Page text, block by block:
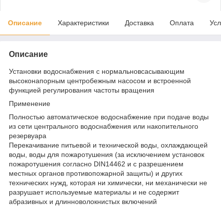
Описание Характеристики Доставка Оплата
Описание
Установки водоснабжения с нормальновсасывающим
высоконапорным центробежным насосом и встроенной
функцией регулирования частоты вращения
Применение
Полностью автоматическое водоснабжение при подаче воды
из сети центрального водоснабжения или накопительного
резервуара
Перекачивание питьевой и технической воды, охлаждающей
воды, воды для пожаротушения (за исключением установок
пожаротушения согласно DIN14462 и с разрешением
местных органов противопожарной защиты) и других
технических нужд, которая ни химически, ни механически не
разрушает используемые материалы и не содержит
абразивных и длинноволокнистых включений